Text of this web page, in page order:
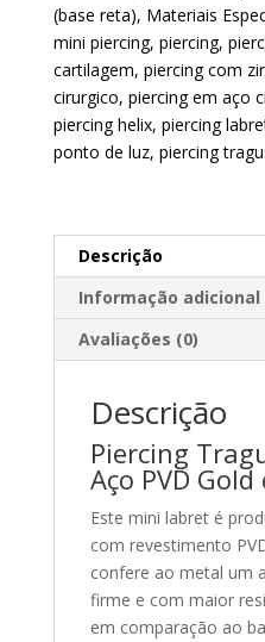
(base reta), Materiais
mini piercing, piercing,
cartilagem, piercing com
cirurgico, piercing em aço
piercing helix, piercing
ponto de luz, piercing
Descrição
Informação adicional
Avaliações (0)
Descrição
Piercing
Aço PVD
Este mini labret é
com revestimento
confere ao metal um
firme e com maior
em comparação ao